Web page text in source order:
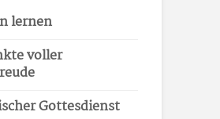
lernen
voller
Gottesdienst